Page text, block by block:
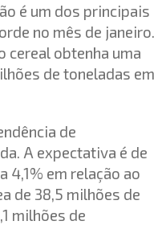
é um dos principais
no mês de janeiro.
cereal obtenha uma
de toneladas em
de
A expectativa é de
4,1% em relação ao
de 38,5 milhões de
milhões de